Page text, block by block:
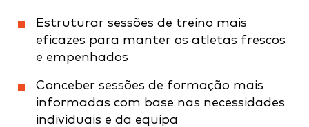
Estruturar sessões de treino mais
eficazes para manter os atletas frescos
e empenhados
Conceber sessões de formação mais
informadas com base nas necessidades
individuais e da equipa